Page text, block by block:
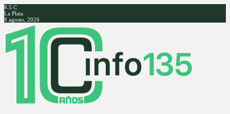
8.5 C
La Plata
8 agosto, 2026
Facebook
Twitter
Instagram
Youtube